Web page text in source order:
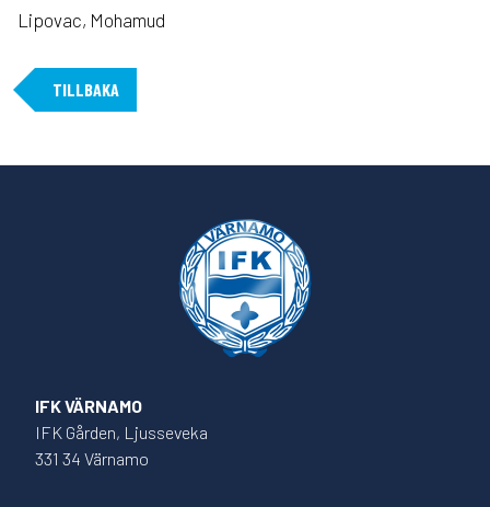
Lipovac, Mohamud
TILLBAKA
IFK VÄRNAMO
IFK Gården, Ljusseveka
331 34 Värnamo